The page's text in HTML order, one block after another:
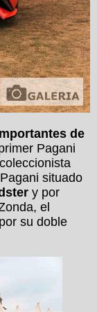
de
Pagani
situado
y por
el
su doble